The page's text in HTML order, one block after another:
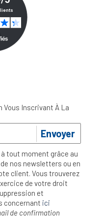
Vous Inscrivant À La
Envoyer
tout moment grâce au
nos newsletters ou en
client. Vous trouverez
de votre droit
et
concernant ici
de confirmation